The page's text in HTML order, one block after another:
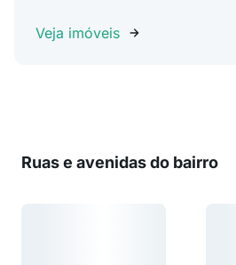
Veja imóveis
Ruas e avenidas do bairro